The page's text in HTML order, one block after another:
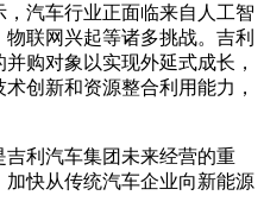
汽车行业正面临来自人工智
联网兴起等诸多挑战。吉利
购对象以实现外延式成长，
创新和资源整合利用能力，
利汽车集团未来经营的重
快从传统汽车企业向新能源